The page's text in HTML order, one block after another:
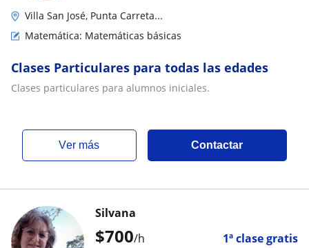
Villa San José, Punta Carreta...
Matemática: Matemáticas básicas
Clases Particulares para todas las edades
Clases particulares para alumnos iniciales.
ver más Contactar
$700/h 1ª clase gratis
Silvana